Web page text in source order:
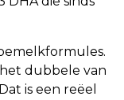
dubbele van
is een reëel